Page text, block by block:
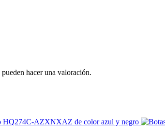
hacer una valoración.